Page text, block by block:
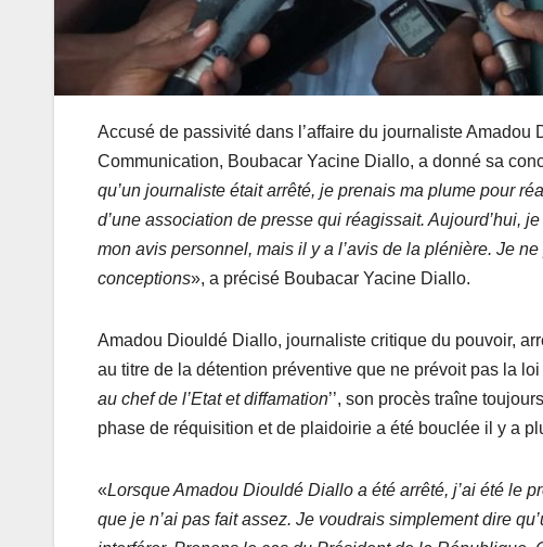
Accusé de passivité dans l’affaire du journaliste
Communication, Boubacar Yacine Diallo, a donné sa
qu’un journaliste était arrêté, je prenais ma plume pour
d’une association de presse qui réagissait. Aujourd’hui,
mon avis personnel, mais il y a l’avis de la plénière. Je
conceptions», a précisé Boubacar Yacine Diallo.
Amadou Diouldé Diallo, journaliste critique du pouvoir,
au titre de la détention préventive que ne prévoit pas la
au chef de l’Etat et diffamation’’, son procès traîne
phase de réquisition et de plaidoirie a été bouclée il y a
«Lorsque Amadou Diouldé Diallo a été arrêté, j’ai été le
que je n’ai pas fait assez. Je voudrais simplement dire